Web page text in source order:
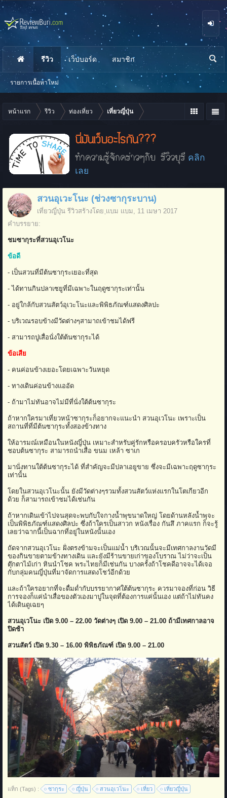
หน้าแรก รีวิว ท่องเที่ยว เที่ยวญี่ปุ่น
นี่มันเว็บอะไรกัน???
ทำความรู้จักคร่าวๆกับ รีวิวบุรี คลิก
เลย
สวนอุเวะโนะ (ช่วงซากุระบาน)
เที่ยวญี่ปุ่น รีวิวสร้างโดย ฺเเบม เเบม, 11 เมษา 2017
คำบรรยาย:
ชมซากุระที่สวนอุเวโนะ
ข้อดี
- เป็นสวนที่มีต้นซากุระเยอะที่สุด
- ได้ทานกินปลาเซยูที่มีเฉพาะในฤดูซากุระเท่านั้น
- อยู่ใกล้กับสวนสัตว์อุเวะโนะและพิพิธภัณฑ์แสดงศิลปะ
- บริเวณรอบข้างมีวัดต่างๆสามาถเข้าชมได้ฟรี
- สามารถปูเสื่อนั่งใต้ต้นซากุระได้
ข้อเสีย
- คนค่อนข้างเยอะโดยเฉพาะวันหยุด
- ทางเดินค่อนข้างแออัด
- ถ้ามาไม่ทันอาจไม่มีที่นั่งใต้ต้นซากุระ
ถ้าหากใครมาเที่ยวหน้าซากุระก็อยากจะแนะนำ สวนอุเวโนะ เพราะเป็น
สถานที่ที่มีต้นซากุระทั้งสองข้างทาง
ให้อารมณ์เหมือนในหนังญี่ปุ่น เหมาะสำหรับคู่รักหรือครอบครัวหรือใครที่
ชอบต้นซากุระ สามารถนำเสื่อ ขนม เหล้า ซาเก
มานั่งทานใต้ต้นซากุระได้ ที่สำคัญจะมีปลาเอยูขาย ซึ่งจะมีเฉพาะฤดูซากุระ
เท่านั้น
โดยในสวนอุเวโนะนั้น ยังมีวัดต่างๆรวมทั้งสวนสัตว์แห่งแรกในโตเกียวอีก
ด้วย ก็สามารถเข้าชมได้เช่นกัน
ถ้าหากเดินเข้าไปจนสุดจะพบกับใจกางน้ำพุขนาดใหญ่ โดยด้านหลังน้ำพุจะ
เป็นพิพิธภัณฑ์แสดงศิลปะ ซึ่งถ้าใครเป็นสาวก หนังเรื่อง กันสึ ภาคแรก ก็จะรู้
เลยว่าฉากนี้เป็นฉากที่อยู่ในหนังนั้นเอง
ถัดจากสวนอุเวโนะ ฝั่งตรงข้ามจะเป็นแม่น้ำ บริเวณนั้นจะมีเทศกาลงานวัดมี
ของกินขายตามข้างทางเดิน และยังมีร้านขายเก่าของโบราณ ไม่ว่าจะเป็น
ตุ๊กตาไม้เก่า หินนำโชค พระไทยก็มีเช่นกัน บางครั้งถ้าโชคดีอาจจะได้เจอ
กับกลุ่มคนญี่ปุ่นที่มาจัดการแสดงโชว์อีกด้วย
และถ้าใครอยากที่จะดื่มด่ำกับบรรยากาศใต้ต้นซากุระ ควรมาจองที่ก่อน วิธี
การจองก็แค่นำเสื่อของตัวเองมาปูในจุดที่ต้องการแค่นั้นเอง แต่ถ้าไม่ทันคง
ได้เดินดูเฉยๆ
สวนอุเวโนะ เปิด 9.00 – 22.00 วัดต่างๆ เปิด 9.00 – 21.00 ถ้ามีเทศกาลอาจ
ปิดช้า
สวนสัตว์ เปิด 9.30 – 16.00 พิพิธภัณฑ์ เปิด 9.00 – 21.00
แท็ก (Tags) : ซากุระ ญี่ปุ่น สวนอุเวโนะ เที่ยว เที่ยวญี่ปุ่น
รีวิว
รายการเนื้อหาใหม่
เว็บบอร์ด สมาชิก
นห
า